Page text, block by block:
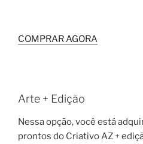
COMPRAR AGORA
Arte + Edição
Nessa opção, você está
prontos do Criativo AZ +